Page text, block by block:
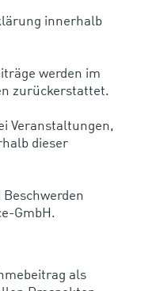
innerhalb
werden im
zurückerstattet.
Veranstaltungen,
dieser
GmbH.
als